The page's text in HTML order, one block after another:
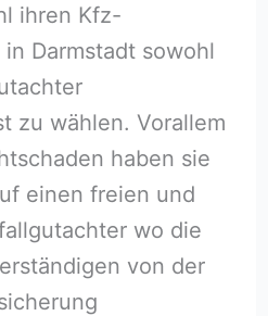
ihren Kfz-
Darmstadt sowohl
zu wählen. Vorallem
haben sie
einen freien und
wo die
von der